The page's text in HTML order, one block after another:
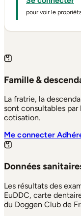
pour voir le
Famille &
La fratrie, la
sont consultables par
cotisation.
Me connecter
Données
Les résultats des
EuDDC, carte
du Doggen Club de